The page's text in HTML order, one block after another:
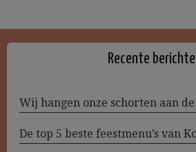
Recente
Wij hangen onze schorten aan
De top 5 beste feestmenu’s van